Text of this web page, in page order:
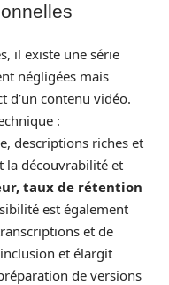
il existe une série
négligées mais
d’un contenu vidéo.
:
descriptions riches et
la découvrabilité et
taux de rétention
est également
et de
et élargit
de versions